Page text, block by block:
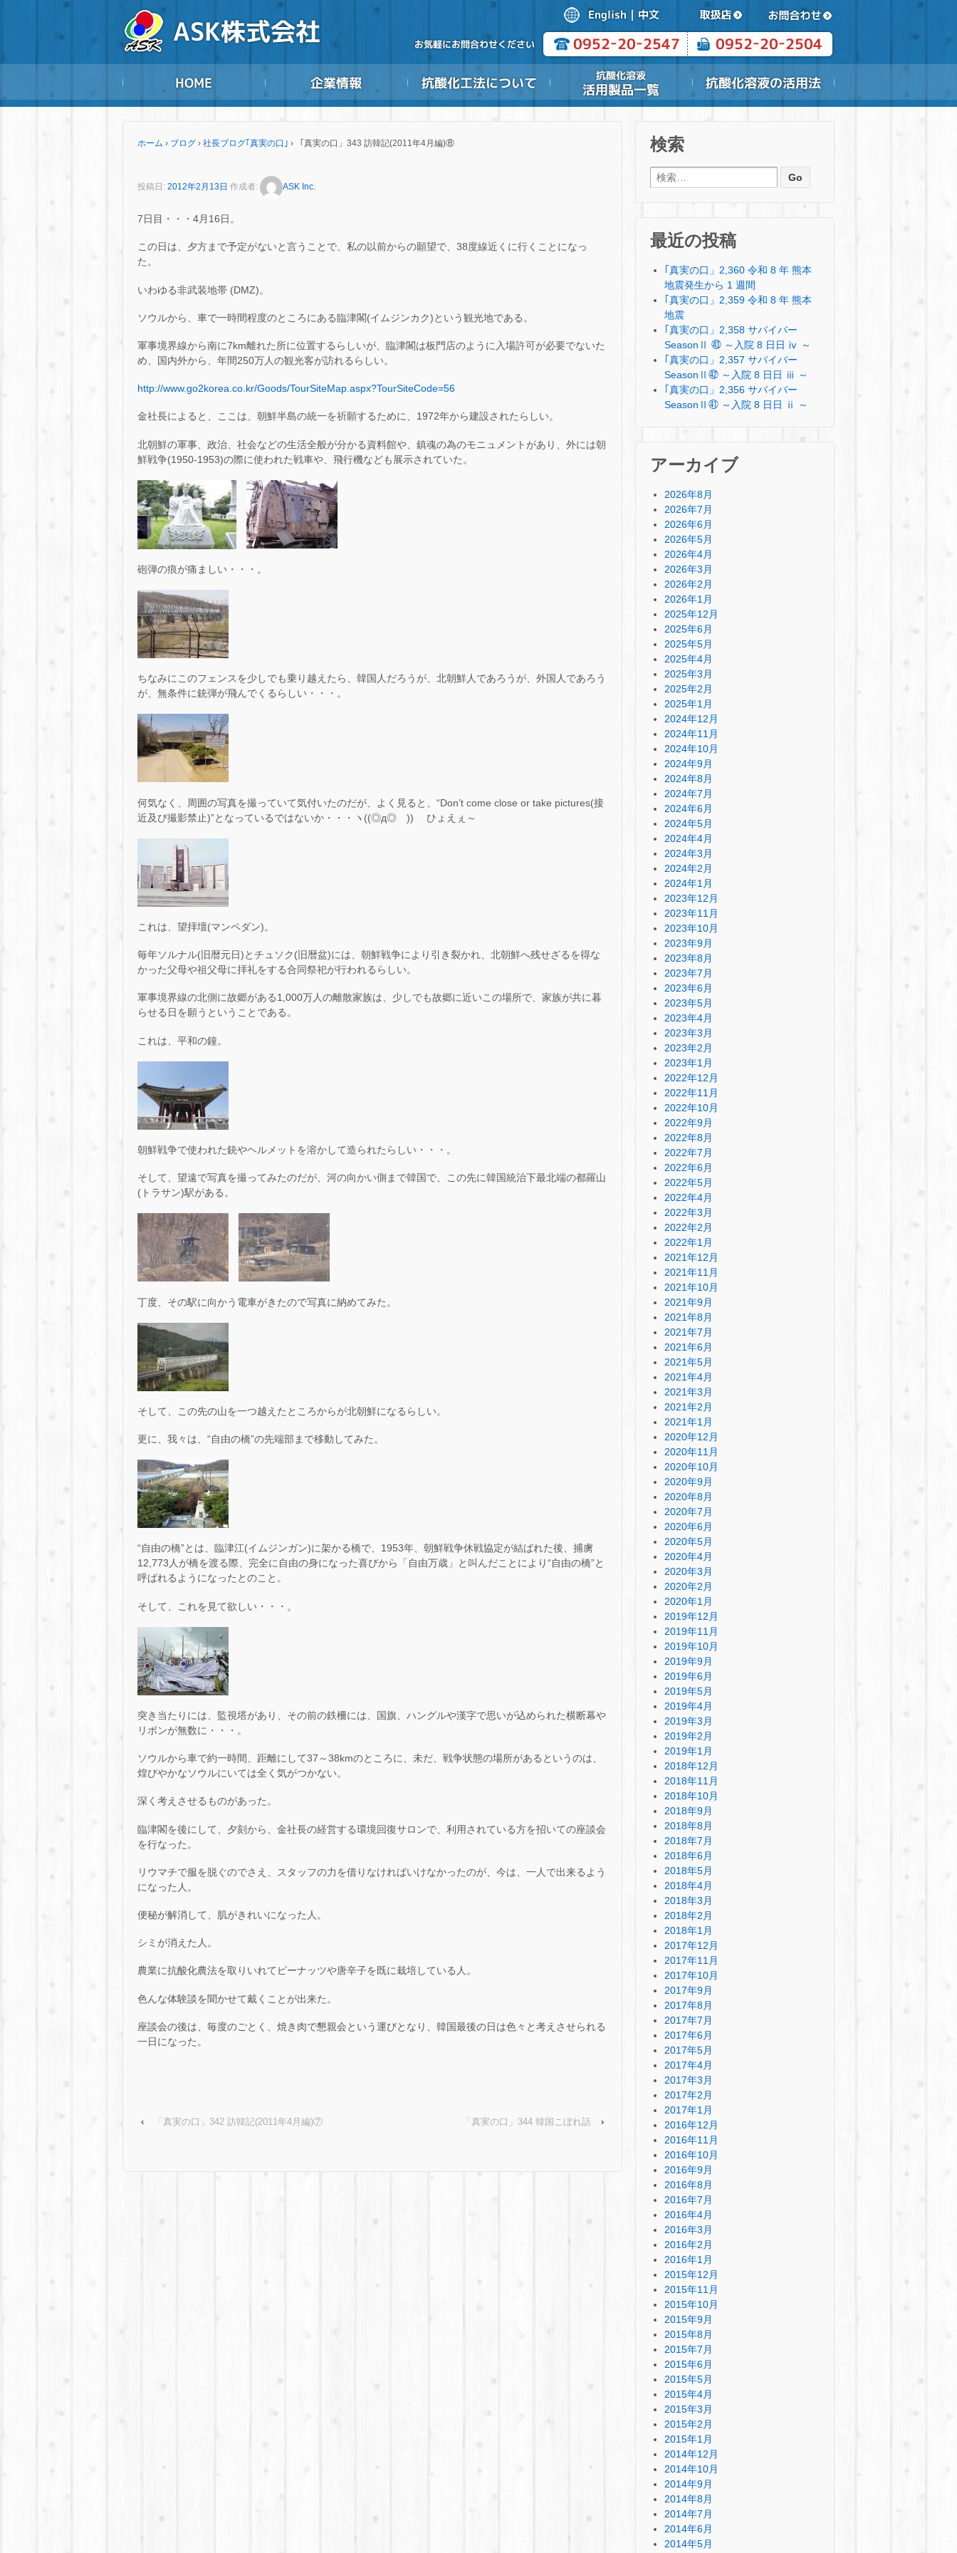
ホーム › ブログ › 社長ブログ｢真実の口｣ › 「真実の口」343 訪韓記(2011年4月編)⑧
投稿日: 2012年2月13日 作成者: ASK Inc.
7日目・・・4月16日。
この日は、夕方まで予定がないと言うことで、私の以前からの願望で、38度線近くに行くことになっ
た。
いわゆる非武装地帯 (DMZ)。
ソウルから、車で一時間程度のところにある臨津閣(イムジンカク)という観光地である。
軍事境界線から南に7km離れた所に位置するらしいが、臨津閣は板門店のように入場許可が必要でないた
め、国内外から、年間250万人の観光客が訪れるらしい。
http://www.go2korea.co.kr/Goods/TourSiteMap.aspx?TourSiteCode=56
金社長によると、ここは、朝鮮半島の統一を祈願するために、1972年から建設されたらしい。
北朝鮮の軍事、政治、社会などの生活全般が分かる資料館や、鎮魂の為のモニュメントがあり、外には朝
鮮戦争(1950-1953)の際に使われた戦車や、飛行機なども展示されていた。
砲弾の痕が痛ましい・・・。
ちなみにこのフェンスを少しでも乗り越えたら、韓国人だろうが、北朝鮮人であろうが、外国人であろう
が、無条件に銃弾が飛んでくるらしい・・・。
何気なく、周囲の写真を撮っていて気付いたのだが、よく見ると、“Don’t come close or take pictures(接
近及び撮影禁止)”となっているではないか・・・ヽ((◎д◎ ))ゝ ひょえぇ～
これは、望拝壇(マンペダン)。
毎年ソルナル(旧暦元日)とチュソク(旧暦盆)には、朝鮮戦争により引き裂かれ、北朝鮮へ残せざるを得な
かった父母や祖父母に拝礼をする合同祭祀が行われるらしい。
軍事境界線の北側に故郷がある1,000万人の離散家族は、少しでも故郷に近いこの場所で、家族が共に暮
らせる日を願うということである。
これは、平和の鐘。
朝鮮戦争で使われた銃やヘルメットを溶かして造られたらしい・・・。
そして、望遠で写真を撮ってみたのだが、河の向かい側まで韓国で、この先に韓国統治下最北端の都羅山
(トラサン)駅がある。
丁度、その駅に向かう電車がきたので写真に納めてみた。
そして、この先の山を一つ越えたところからが北朝鮮になるらしい。
更に、我々は、“自由の橋”の先端部まで移動してみた。
“自由の橋”とは、臨津江(イムジンガン)に架かる橋で、1953年、朝鮮戦争休戦協定が結ばれた後、捕虜
12,773人が橋を渡る際、完全に自由の身になった喜びから「自由万歳」と叫んだことにより“自由の橋”と
呼ばれるようになったとのこと。
そして、これを見て欲しい・・・。
突き当たりには、監視塔があり、その前の鉄柵には、国旗、ハングルや漢字で思いが込められた横断幕や
リボンが無数に・・・。
ソウルから車で約一時間、距離にして37～38kmのところに、未だ、戦争状態の場所があるというのは、
煌びやかなソウルにいては全く気がつかない。
深く考えさせるものがあった。
臨津閣を後にして、夕刻から、金社長の経営する環境回復サロンで、利用されている方を招いての座談会
を行なった。
リウマチで服を脱ぐのでさえ、スタッフの力を借りなければいけなかったのが、今は、一人で出来るよう
になった人。
便秘が解消して、肌がきれいになった人。
シミが消えた人。
農業に抗酸化農法を取りいれてピーナッツや唐辛子を既に栽培している人。
色んな体験談を聞かせて戴くことが出来た。
座談会の後は、毎度のごとく、焼き肉で懇親会という運びとなり、韓国最後の日は色々と考えさせられる
一日になった。
‹ 「真実の口」342 訪韓記(2011年4月編)⑦ 「真実の口」344 韓国こぼれ話 ›
検索
検索:
最近の投稿
｢真実の口」2,360 令和 8 年 熊本
地震発生から 1 週間
｢真実の口」2,359 令和 8 年 熊本
地震
｢真実の口」2,358 サバイバー
SeasonⅡ ㊸ ～入院 8 日日 ⅳ ～
｢真実の口」2,357 サバイバー
SeasonⅡ㊷ ～入院 8 日日 ⅲ ～
｢真実の口」2,356 サバイバー
SeasonⅡ㊶ ～入院 8 日日 ⅱ ～
アーカイブ
2026年8月
2026年7月
2026年6月
2026年5月
2026年4月
2026年3月
2026年2月
2026年1月
2025年12月
2025年6月
2025年5月
2025年4月
2025年3月
2025年2月
2025年1月
2024年12月
2024年11月
2024年10月
2024年9月
2024年8月
2024年7月
2024年6月
2024年5月
2024年4月
2024年3月
2024年2月
2024年1月
2023年12月
2023年11月
2023年10月
2023年9月
2023年8月
2023年7月
2023年6月
2023年5月
2023年4月
2023年3月
2023年2月
2023年1月
2022年12月
2022年11月
2022年10月
2022年9月
2022年8月
2022年7月
2022年6月
2022年5月
2022年4月
2022年3月
2022年2月
2022年1月
2021年12月
2021年11月
2021年10月
2021年9月
2021年8月
2021年7月
2021年6月
2021年5月
2021年4月
2021年3月
2021年2月
2021年1月
2020年12月
2020年11月
2020年10月
2020年9月
2020年8月
2020年7月
2020年6月
2020年5月
2020年4月
2020年3月
2020年2月
2020年1月
2019年12月
2019年11月
2019年10月
2019年9月
2019年6月
2019年5月
2019年4月
2019年3月
2019年2月
2019年1月
2018年12月
2018年11月
2018年10月
2018年9月
2018年8月
2018年7月
2018年6月
2018年5月
2018年4月
2018年3月
2018年2月
2018年1月
2017年12月
2017年11月
2017年10月
2017年9月
2017年8月
2017年7月
2017年6月
2017年5月
2017年4月
2017年3月
2017年2月
2017年1月
2016年12月
2016年11月
2016年10月
2016年9月
2016年8月
2016年7月
2016年4月
2016年3月
2016年2月
2016年1月
2015年12月
2015年11月
2015年10月
2015年9月
2015年8月
2015年7月
2015年6月
2015年5月
2015年4月
2015年3月
2015年2月
2015年1月
2014年12月
2014年10月
2014年9月
2014年8月
2014年7月
2014年6月
2014年5月